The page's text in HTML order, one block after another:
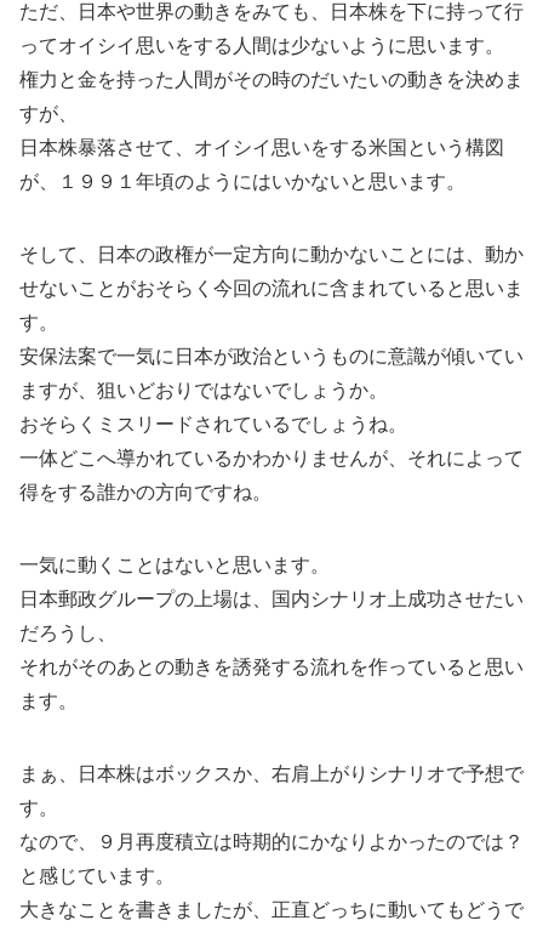
ただ、日本や世界の動きをみても、日本株を下に持って行
ってオイシイ思いをする人間は少ないように思います。
権力と金を持った人間がその時のだいたいの動きを決めま
すが、
日本株暴落させて、オイシイ思いをする米国という構図
が、１９９１年頃のようにはいかないと思います。
そして、日本の政権が一定方向に動かないことには、動か
せないことがおそらく今回の流れに含まれていると思いま
す。
安保法案で一気に日本が政治というものに意識が傾いてい
ますが、狙いどおりではないでしょうか。
おそらくミスリードされているでしょうね。
一体どこへ導かれているかわかりませんが、それによって
得をする誰かの方向ですね。
一気に動くことはないと思います。
日本郵政グループの上場は、国内シナリオ上成功させたい
だろうし、
それがそのあとの動きを誘発する流れを作っていると思い
ます。
まぁ、日本株はボックスか、右肩上がりシナリオで予想で
す。
なので、９月再度積立は時期的にかなりよかったのでは？
と感じています。
大きなことを書きましたが、正直どっちに動いてもどうで